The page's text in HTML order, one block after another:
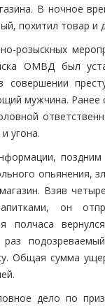
В ночное
похитил товар и
розыскных
ОМВД был
совершении
мужчина. Ранее
угона.
поздним
опьянения,
Взяв
он
полчаса
Общая сумма
дело по